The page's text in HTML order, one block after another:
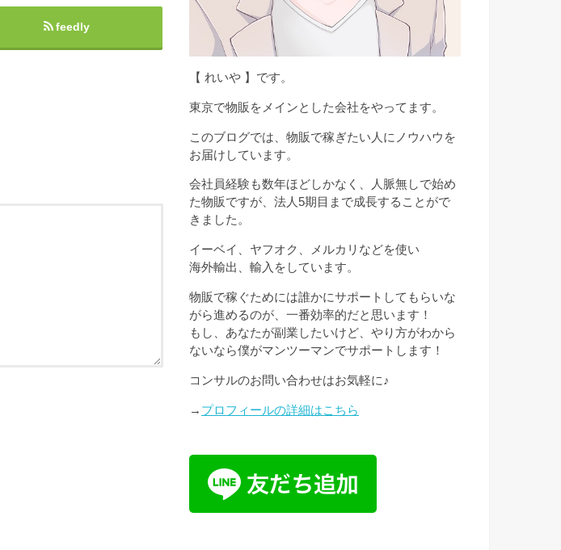
feedly
【 れいや 】です。
東京で物販をメインとした会社をやってます。
このブログでは、物販で稼ぎたい人にノウハウを
お届けしています。
会社員経験も数年ほどしかなく、人脈無しで始め
た物販ですが、法人5期目まで成長することがで
きました。
イーベイ、ヤフオク、メルカリなどを使い
海外輸出、輸入をしています。
物販で稼ぐためには誰かにサポートしてもらいな
がら進めるのが、一番効率的だと思います！
もし、あなたが副業したいけど、やり方がわから
ないなら僕がマンツーマンでサポートします！
コンサルのお問い合わせはお気軽に♪
→ プロフィールの詳細はこちら